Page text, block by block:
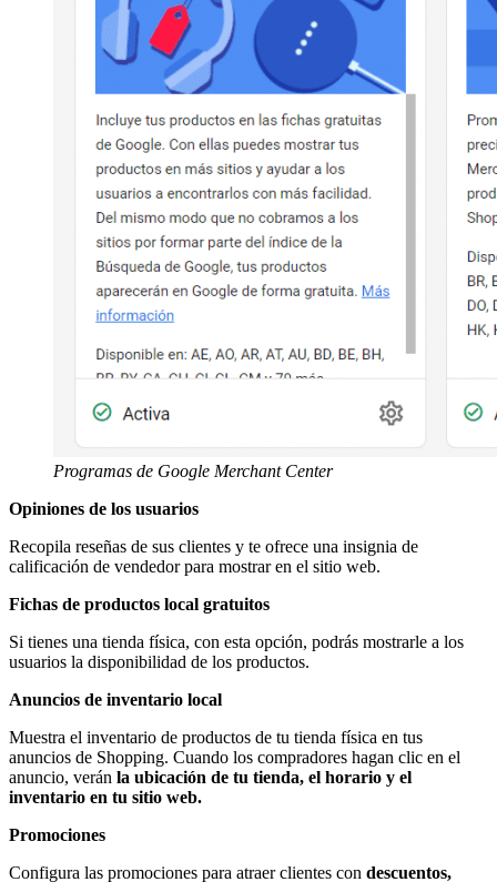
Programas de Google Merchant Center
Opiniones de los usuarios
Recopila reseñas de sus clientes y te ofrece una insignia de
calificación de vendedor para mostrar en el sitio web.
Fichas de productos local gratuitos
Si tienes una tienda física, con esta opción, podrás mostrarle a los
usuarios la disponibilidad de los productos.
Anuncios de inventario local
Muestra el inventario de productos de tu tienda física en tus
anuncios de Shopping. Cuando los compradores hagan clic en el
anuncio, verán la ubicación de tu tienda, el horario y el
inventario en tu sitio web.
Promociones
Configura las promociones para atraer clientes con descuentos,